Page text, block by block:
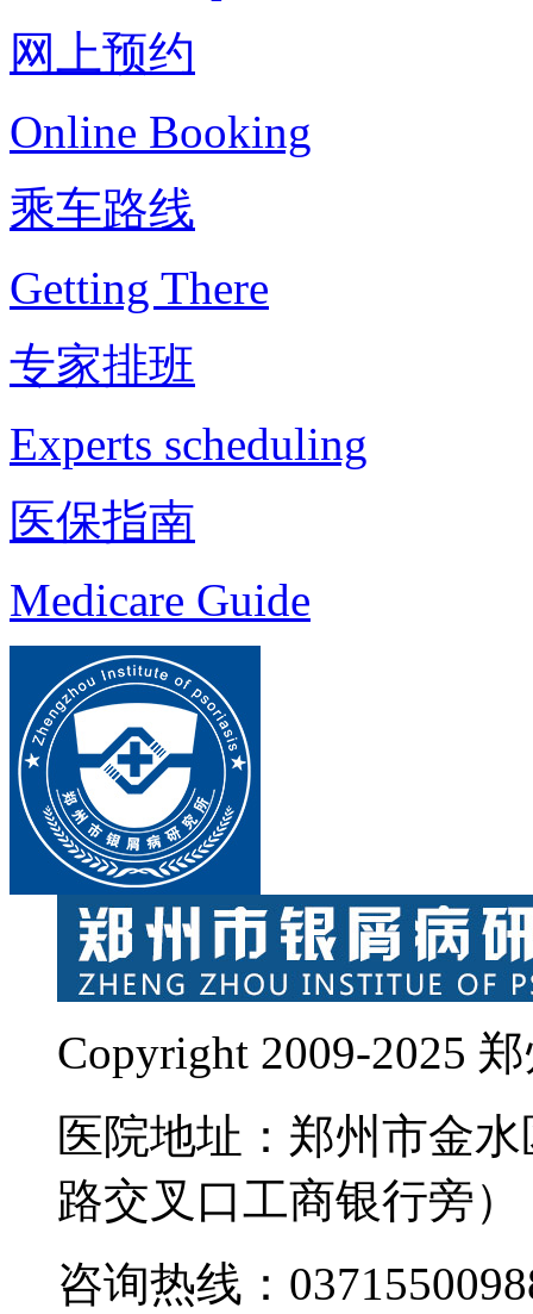
网上预约
Online Booking
乘车路线
Getting There
专家排班
Experts scheduling
医保指南
Medicare Guide
Copyright 2009-2025
医院地址：郑州市金
路交叉口工商银行旁）
咨询热线：